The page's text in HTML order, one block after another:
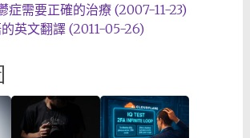
症需要正確的治療 (2007-11-23)
英文翻譯 (2011-05-26)